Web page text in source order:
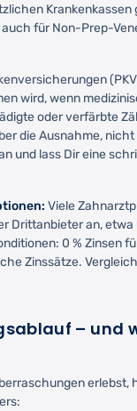
für Non-Prep-
wird, wenn
oder verfärbte
die Ausnahme,
und lass Dir eine
Viele
Drittanbieter an,
0 % Zinsen
Zinssätze.
– und
erlebst,